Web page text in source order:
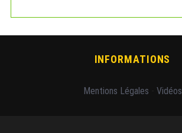
INFORMATIONS
Mentions Légales Vidéos